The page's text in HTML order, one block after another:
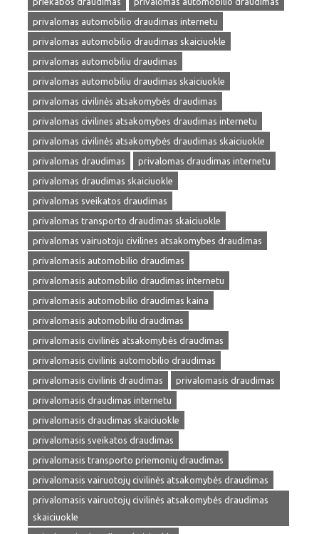
privalomas automobilio draudimas internetu
privalomas automobilio draudimas skaiciuokle
privalomas automobiliu draudimas
privalomas automobiliu draudimas skaiciuokle
privalomas civilinės atsakomybės draudimas
privalomas civilines atsakomybes draudimas internetu
privalomas civilinės atsakomybės draudimas skaiciuokle
privalomas draudimas
privalomas draudimas internetu
privalomas draudimas skaiciuokle
privalomas sveikatos draudimas
privalomas transporto draudimas skaiciuokle
privalomas vairuotoju civilines atsakomybes draudimas
privalomasis automobilio draudimas
privalomasis automobilio draudimas internetu
privalomasis automobilio draudimas kaina
privalomasis automobiliu draudimas
privalomasis civilinės atsakomybės draudimas
privalomasis civilinis automobilio draudimas
privalomasis civilinis draudimas
privalomasis draudimas
privalomasis draudimas internetu
privalomasis draudimas skaiciuokle
privalomasis sveikatos draudimas
privalomasis transporto priemonių draudimas
privalomasis vairuotojų civilinės atsakomybės draudimas
privalomasis vairuotojų civilinės atsakomybės draudimas
skaiciuokle